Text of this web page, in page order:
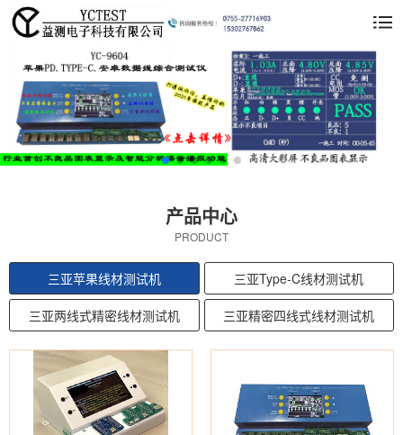
产品中心
PRODUCT
三亚苹果线材测试机 三亚Type-C线材测试机
三亚两线式精密线材测试机 三亚精密四线式线材测试机